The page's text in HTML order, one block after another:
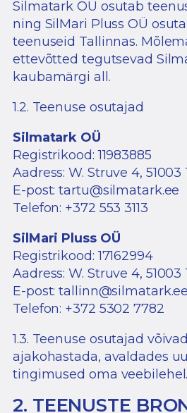
Silmatark OÜ osutab
ning SilMari Pluss OÜ
teenuseid Tallinnas.
ettevõtted tegutsevad
kaubamärgi all.
1.2. Teenuse osutajad
Silmatark OÜ
Registrikood: 11983885
Aadress: W. Struve 4, 51003
E-post: tartu@silmatark.ee
Telefon: +372 553 3113
SilMari Pluss OÜ
Registrikood: 17162994
Aadress: W. Struve 4, 51003
E-post:tallinn@silmatark.ee
Telefon: +372 5302 7782
1.3. Teenuse osutajad
ajakohastada, avaldades
tingimused oma veebilehel.
2. TEENUSTE